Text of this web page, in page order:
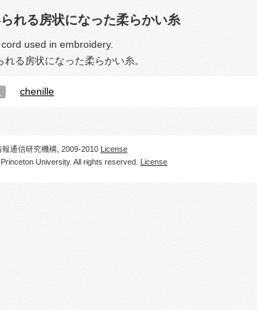
れる房状になった柔らかい糸
used in embroidery.
れる房状になった柔らかい糸。
chenille
報通信研究機構, 2009-2010 License
University. All rights reserved. License